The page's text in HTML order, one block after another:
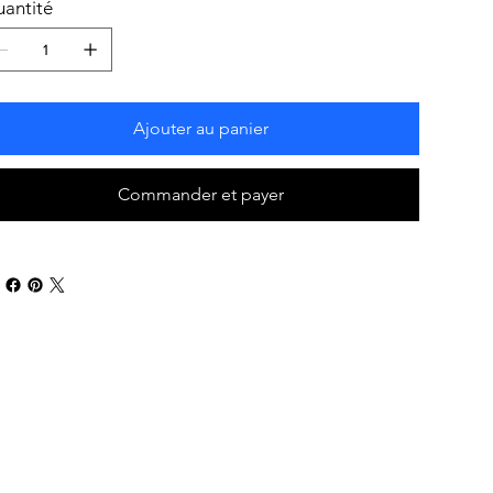
Ajouter au panier
Commander et payer